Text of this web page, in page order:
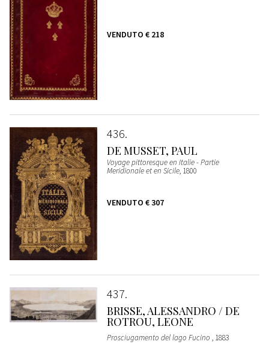
VENDUTO € 218
436
DE MUSSET, PAUL
Voyage pittoresque en Italie - Partie
Meridionale et en Sicile, 1800
VENDUTO € 307
437
BRISSE, ALESSANDRO / DE
ROTROU, LEONE
Prosciugamento del lago Fucino , 1883